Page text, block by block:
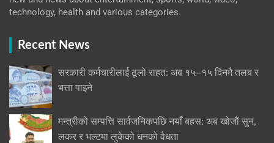
technology, health and various categories.
Recent News
सरकारी कर्मचारीलाई ठूलो राहत: अब १५–१५ दिनमै तलब र
भत्ता पाइने
मन्त्रीको सम्पत्ति सार्वजनिकपछि नयाँ बहस: अब खोजौं सुन,
लकर र भल्टमा लुकेको धनको वैधता